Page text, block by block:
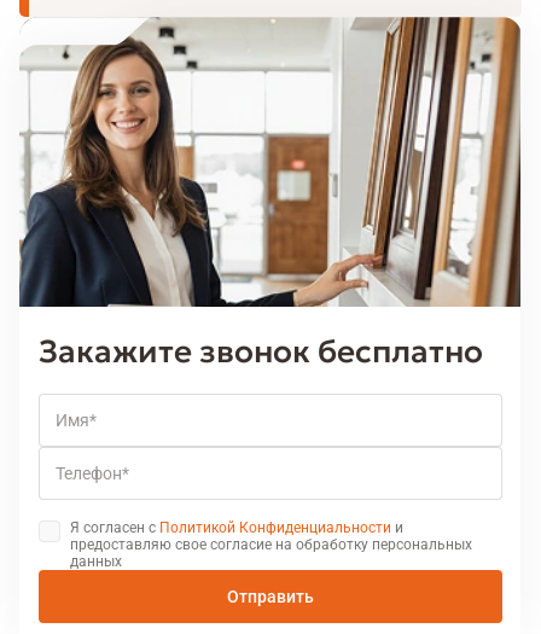
Закажите звонок бесплатно
Имя
Телефон
Я согласен с Политикой Конфиденциальности и
предоставляю свое согласие на обработку персональных
данных
Отправить